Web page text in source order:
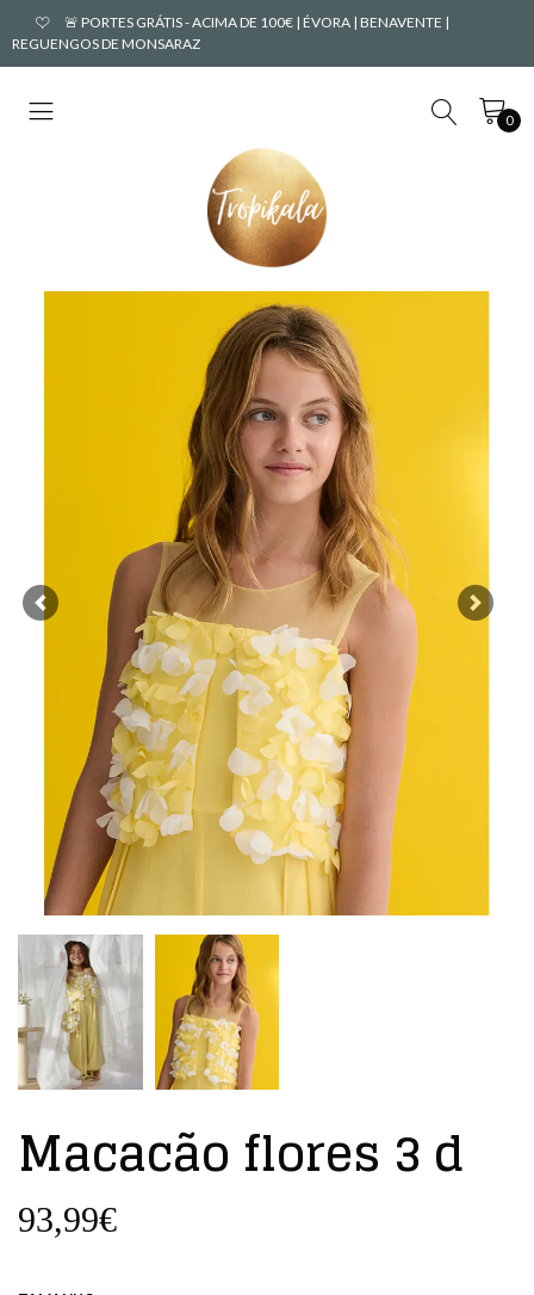
🚨 PORTES GRÁTIS - ACIMA DE 100€ | ÉVORA | BENAVENTE |
REGUENGOS DE MONSARAZ
0
Previous Next
Macacão flores 3 d
93,99€